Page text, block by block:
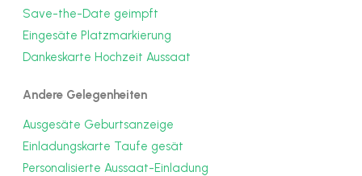
Save-the-Date geimpft
Eingesäte Platzmarkierung
Dankeskarte Hochzeit Aussaat
Andere Gelegenheiten
Ausgesäte Geburtsanzeige
Einladungskarte Taufe gesät
Personalisierte Aussaat-Einladung